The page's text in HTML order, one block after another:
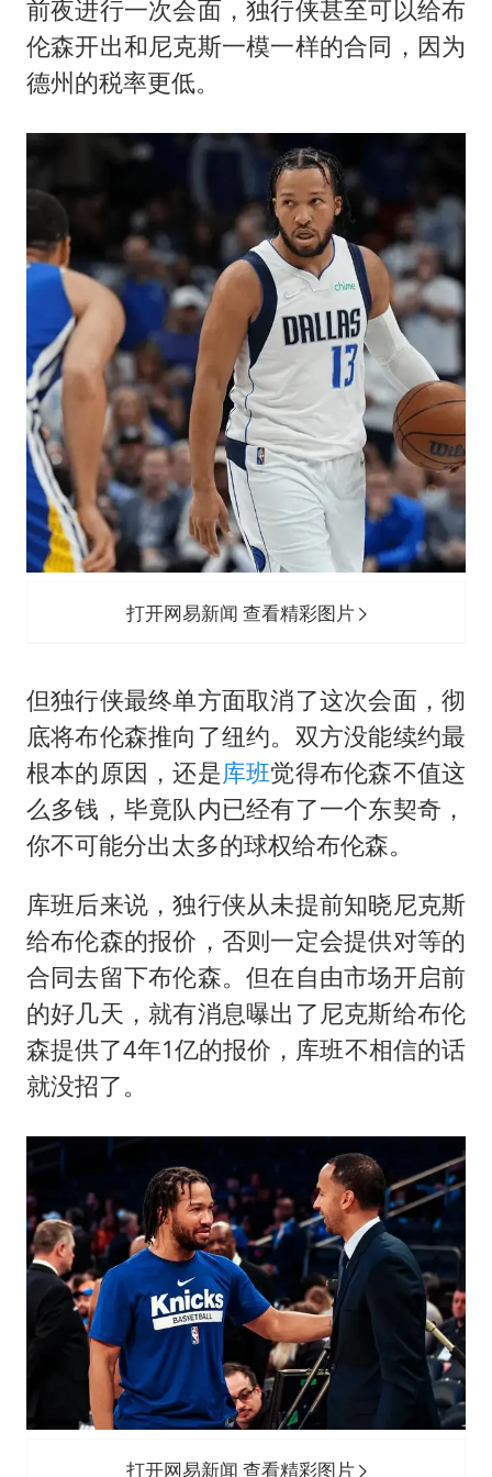
前夜进行一次会面，独行侠甚至可以给布
伦森开出和尼克斯一模一样的合同，因为
德州的税率更低。
打开网易新闻 查看精彩图片
但独行侠最终单方面取消了这次会面，彻
底将布伦森推向了纽约。双方没能续约最
根本的原因，还是库班觉得布伦森不值这
么多钱，毕竟队内已经有了一个东契奇，
你不可能分出太多的球权给布伦森。
库班后来说，独行侠从未提前知晓尼克斯
给布伦森的报价，否则一定会提供对等的
合同去留下布伦森。但在自由市场开启前
的好几天，就有消息曝出了尼克斯给布伦
森提供了4年1亿的报价，库班不相信的话
就没招了。
打开网易新闻 查看精彩图片